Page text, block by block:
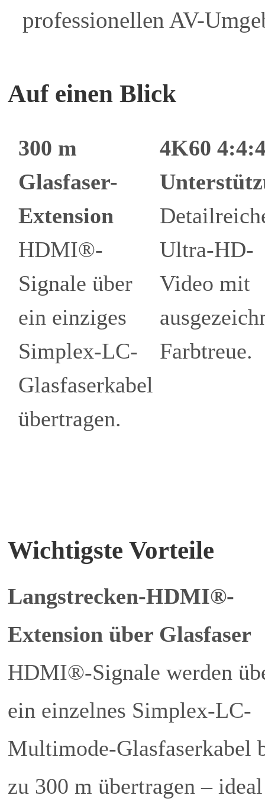
professionellen AV-
Auf einen Blick
300 m
Glasfaser-
Extension
HDMI®-
Signale über
ein einziges
Simplex-LC-
Glasfaserkabel
übertragen.
4K60
Ultra-HD-
Video mit
Farbtreue.
Wichtigste Vorteile
Langstrecken-HDMI®-
Extension über Glasfaser
HDMI®-Signale werden
ein einzelnes Simplex-LC-
Multimode-Glasfaserkabel
zu 300 m übertragen – ideal